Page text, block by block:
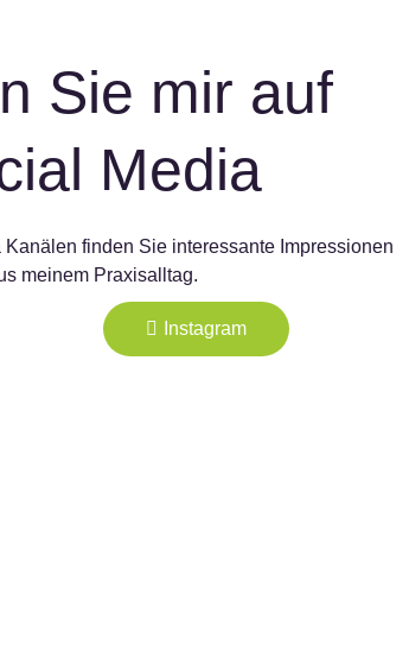
Sie mir auf
Media
finden Sie interessante Impressionen
meinem Praxisalltag.
Instagram